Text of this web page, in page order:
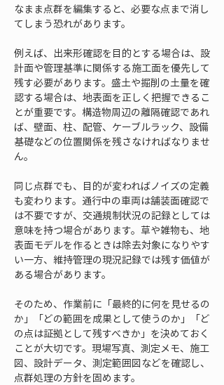
なまま点群を編集すると、必要な点まで消し
てしまう恐れがあります。
例えば、出来形確認を目的とする場合は、設
計面や管理基準に関係する施工面を優先して
残す必要があります。盛土や掘削の土量を確
認する場合は、地表面を正しく把握できるこ
とが重要です。構造物周辺の離隔確認であれ
ば、壁面、柱、配管、ケーブルラック、設備
基礎などの位置関係を残さなければなりませ
ん。
同じ点群でも、目的が変わればノイズの定義
も変わります。通行中の車両は舗装面確認で
は不要ですが、交通規制状況の記録としては
意味を持つ場合があります。草や雑物も、地
表面モデルを作るときは除去対象になりやす
い一方、維持管理の現況記録では残す価値が
ある場合があります。
そのため、作業前に「最終的に何を見せるの
か」「どの範囲を成果として使うのか」「ど
の点は証拠として残すべきか」を決めておく
ことが大切です。現場写真、測定メモ、施工
図、設計データ、測定範囲図などを確認し、
点群処理の方針を固めます。